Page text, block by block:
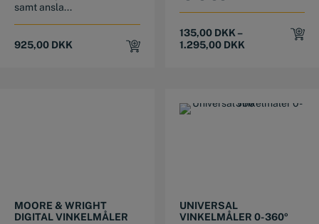
samt ansla...
925,00 DKK
135,00 DKK –
1.295,00 DKK
MOORE & WRIGHT
DIGITAL VINKELMÅLER
UNIVERSAL
VINKELMÅLER 0-360º